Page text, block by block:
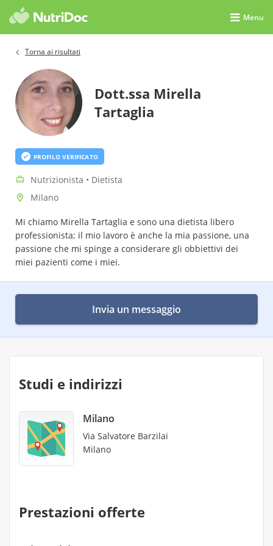
Menu
Torna ai risultati
Dott.ssa Mirella
Tartaglia
PROFILO VERIFICATO
Nutrizionista • Dietista
Milano
Mi chiamo Mirella Tartaglia e sono una dietista libero
professionista; il mio lavoro è anche la mia passione, una
passione che mi spinge a considerare gli obbiettivi dei
miei pazienti come i miei.
Invia un messaggio
Studi e indirizzi
Milano
Via Salvatore Barzilai
Milano
Prestazioni offerte